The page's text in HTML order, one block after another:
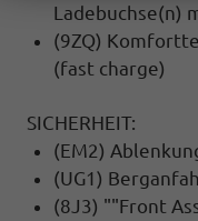
Ladebuchse(n)
(9ZQ)
(fast charge)
SICHERHEIT:
(EM2)
(UG1)
(8J3) ""Front